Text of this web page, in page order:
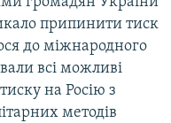
припинити тиск
до міжнародного
всі можливі
на Росію з
методів